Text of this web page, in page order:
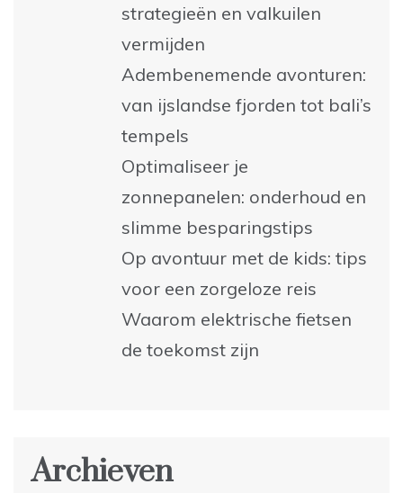
strategieën en valkuilen
vermijden
Adembenemende avonturen:
van ijslandse fjorden tot bali’s
tempels
Optimaliseer je
zonnepanelen: onderhoud en
slimme besparingstips
Op avontuur met de kids: tips
voor een zorgeloze reis
Waarom elektrische fietsen
de toekomst zijn
Archieven